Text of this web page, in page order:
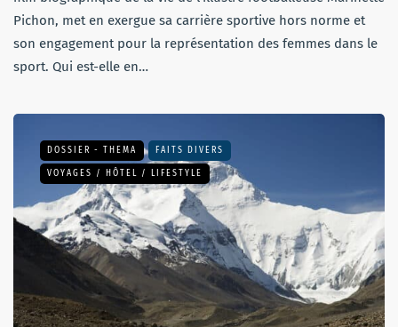
Pichon, met en exergue sa carrière sportive hors norme et
son engagement pour la représentation des femmes dans le
sport. Qui est-elle en…
DOSSIER - THEMA FAITS DIVERS
VOYAGES / HÔTEL / LIFESTYLE